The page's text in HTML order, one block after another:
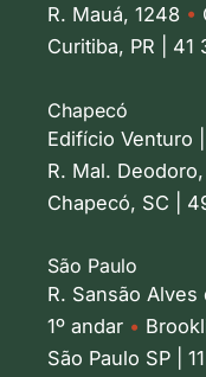
R. Mauá, 1248 •
Curitiba, PR | 41
Chapecó
Edifício Venturo
R. Mal.
Chapecó, SC |
São Paulo
R. Sansão Alves
1º andar •
São Paulo SP |